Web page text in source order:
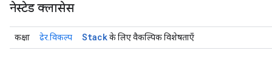
नेस्टेड क्लासेस
कक्षा ढेर.विकल्प Stackके लिए वैकल्पिक विशेषताएँ